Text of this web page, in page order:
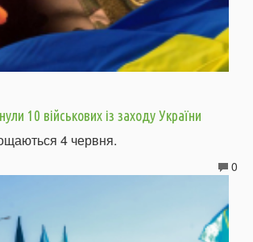
10 військових із заходу України
4 червня.
0